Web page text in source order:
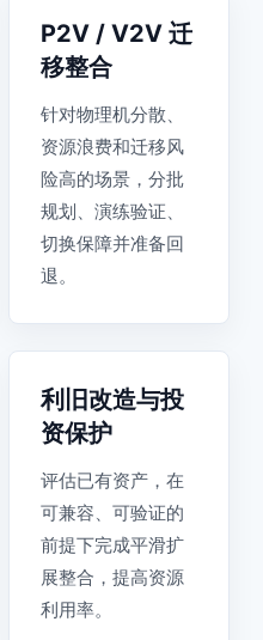
P2V / V2V 迁
移整合
针对物理机分散、
资源浪费和迁移风
险高的场景，分批
规划、演练验证、
切换保障并准备回
退。
利旧改造与投
资保护
评估已有资产，在
可兼容、可验证的
前提下完成平滑扩
展整合，提高资源
利用率。